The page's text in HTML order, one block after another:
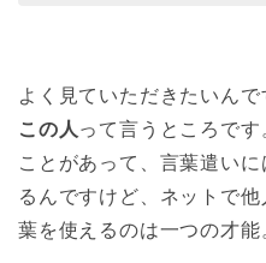
よく見ていただきたいん
この人って言うところで
ことがあって、言葉遣い
るんですけど、ネットで
葉を使えるのは一つの才能